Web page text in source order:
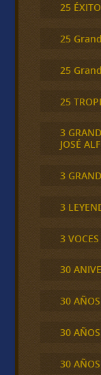
25
25
25
25
3
JOSÉ
3
3
3
30
30
30
30